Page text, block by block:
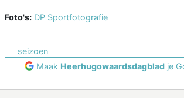
Foto's: DP Sportfotografie
seizoen
Maak Heerhugowaardsdagbladje